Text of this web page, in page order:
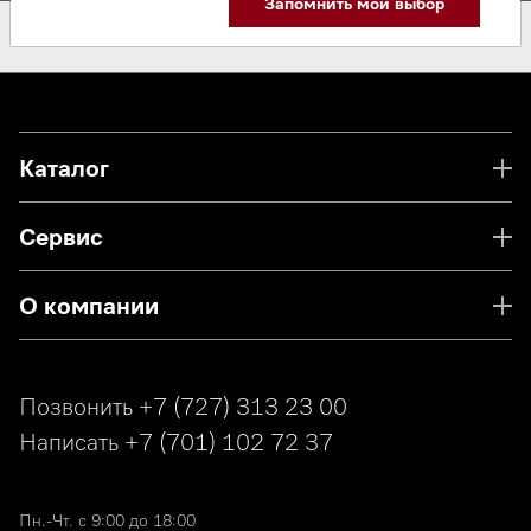
Каталог
Сервис
О компании
Позвонить +7 (727) 313 23 00
Написать +7 (701) 102 72 37
Пн.-Чт. с 9:00 до 18:00